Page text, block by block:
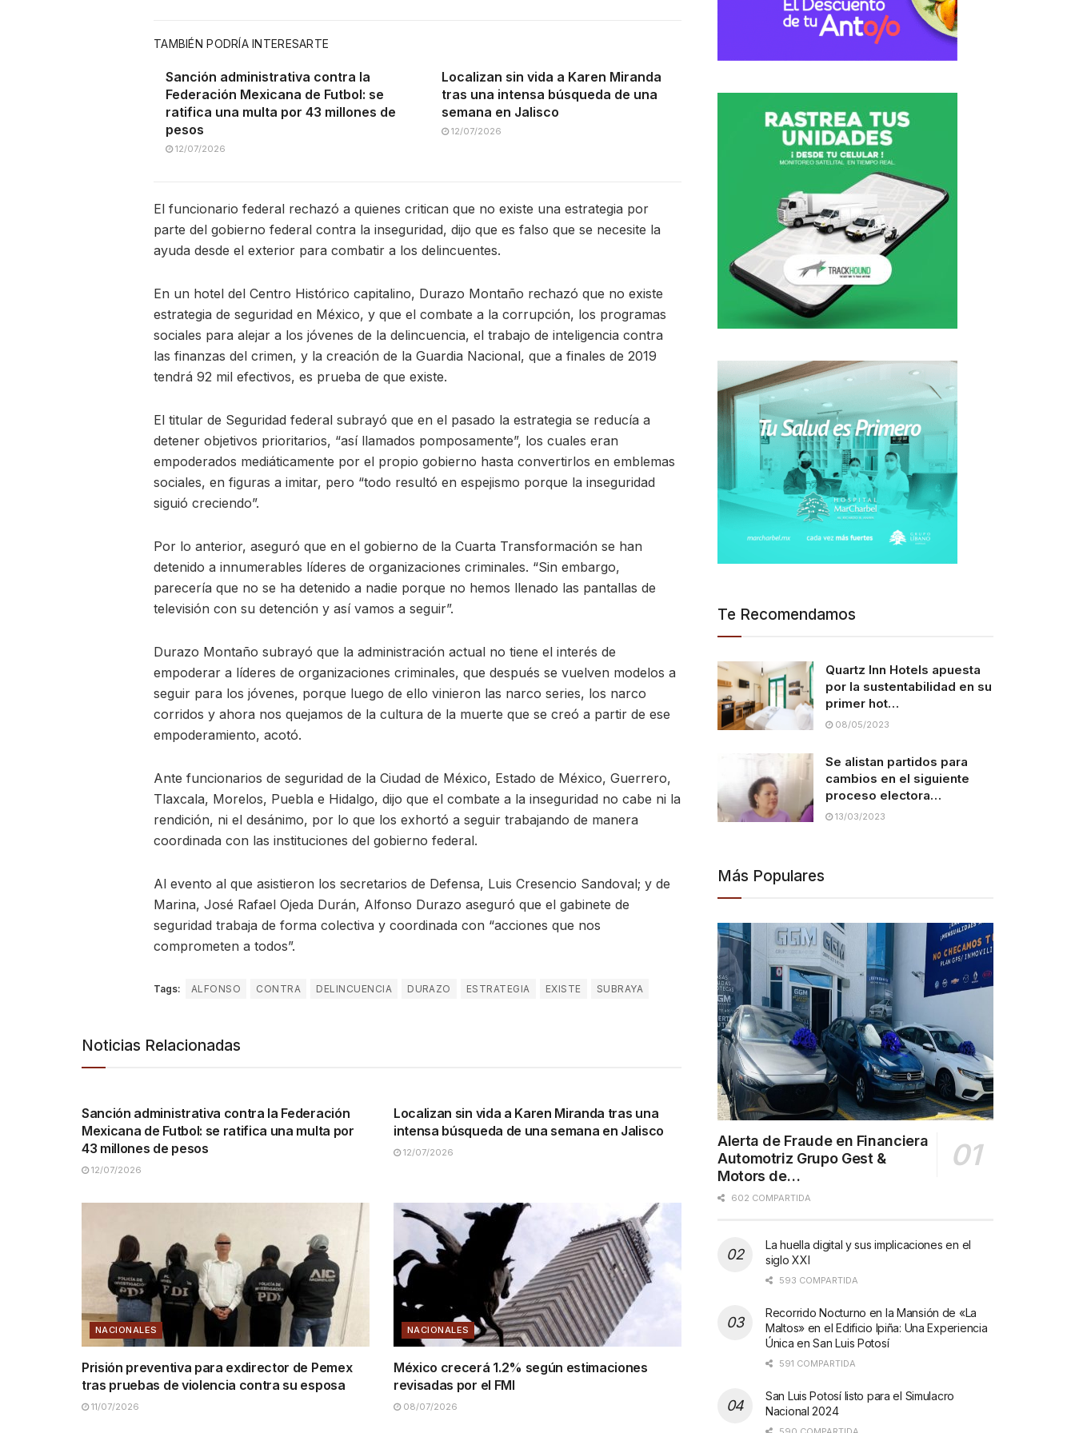
TAMBIÉN PODRÍA INTERESARTE
Sanción administrativa contra la
Federación Mexicana de Futbol: se
ratifica una multa por 43 millones de
pesos
12/07/2026
Localizan sin vida a Karen Miranda
tras una intensa búsqueda de una
semana en Jalisco
12/07/2026
El funcionario federal rechazó a quienes critican que no existe una estrategia por
parte del gobierno federal contra la inseguridad, dijo que es falso que se necesite la
ayuda desde el exterior para combatir a los delincuentes.
En un hotel del Centro Histórico capitalino, Durazo Montaño rechazó que no existe
estrategia de seguridad en México, y que el combate a la corrupción, los programas
sociales para alejar a los jóvenes de la delincuencia, el trabajo de inteligencia contra
las finanzas del crimen, y la creación de la Guardia Nacional, que a finales de 2019
tendrá 92 mil efectivos, es prueba de que existe.
El titular de Seguridad federal subrayó que en el pasado la estrategia se reducía a
detener objetivos prioritarios, “así llamados pomposamente”, los cuales eran
empoderados mediáticamente por el propio gobierno hasta convertirlos en emblemas
sociales, en figuras a imitar, pero “todo resultó en espejismo porque la inseguridad
siguió creciendo”.
Por lo anterior, aseguró que en el gobierno de la Cuarta Transformación se han
detenido a innumerables líderes de organizaciones criminales. “Sin embargo,
parecería que no se ha detenido a nadie porque no hemos llenado las pantallas de
televisión con su detención y así vamos a seguir”.
Durazo Montaño subrayó que la administración actual no tiene el interés de
empoderar a líderes de organizaciones criminales, que después se vuelven modelos a
seguir para los jóvenes, porque luego de ello vinieron las narco series, los narco
corridos y ahora nos quejamos de la cultura de la muerte que se creó a partir de ese
empoderamiento, acotó.
Ante funcionarios de seguridad de la Ciudad de México, Estado de México, Guerrero,
Tlaxcala, Morelos, Puebla e Hidalgo, dijo que el combate a la inseguridad no cabe ni la
rendición, ni el desánimo, por lo que los exhortó a seguir trabajando de manera
coordinada con las instituciones del gobierno federal.
Al evento al que asistieron los secretarios de Defensa, Luis Cresencio Sandoval; y de
Marina, José Rafael Ojeda Durán, Alfonso Durazo aseguró que el gabinete de
seguridad trabaja de forma colectiva y coordinada con “acciones que nos
comprometen a todos”.
Tags: ALFONSO CONTRA DELINCUENCIA DURAZO ESTRATEGIA EXISTE SUBRAYA
Noticias Relacionadas
Sanción administrativa contra la Federación
Mexicana de Futbol: se ratifica una multa por
43 millones de pesos
12/07/2026
Localizan sin vida a Karen Miranda tras una
intensa búsqueda de una semana en Jalisco
12/07/2026
NACIONALES
Prisión preventiva para exdirector de Pemex
tras pruebas de violencia contra su esposa
11/07/2026
NACIONALES
México crecerá 1.2% según estimaciones
revisadas por el FMI
08/07/2026
Te Recomendamos
Quartz Inn Hotels apuesta
por la sustentabilidad en su
primer hot…
08/05/2023
Se alistan partidos para
cambios en el siguiente
proceso electora…
13/03/2023
Más Populares
Alerta de Fraude en Financiera
Automotriz Grupo Gest &
Motors de…
602 COMPARTIDA
La huella digital y sus implicaciones en el
siglo XXI
593 COMPARTIDA
Recorrido Nocturno en la Mansión de «La
Maltos» en el Edificio Ipiña: Una Experiencia
Única en San Luis Potosí
591 COMPARTIDA
San Luis Potosí listo para el Simulacro
Nacional 2024